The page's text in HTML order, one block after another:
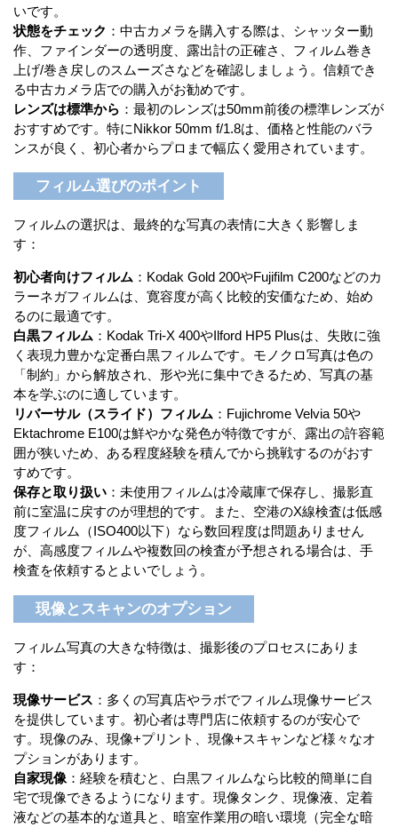
いです。
状態をチェック ：中古カメラを購入する際は、シャッター動
作、ファインダーの透明度、露出計の正確さ、フィルム巻き
上げ/巻き戻しのスムーズさなどを確認しましょう。信頼でき
る中古カメラ店での購入がお勧めです。
レンズは標準から ：最初のレンズは50mm前後の標準レンズが
おすすめです。特にNikkor 50mm f/1.8は、価格と性能のバラ
ンスが良く、初心者からプロまで幅広く愛用されています。
フィルム選びのポイント
フィルムの選択は、最終的な写真の表情に大きく影響しま
す：
初心者向けフィルム ：Kodak Gold 200やFujifilm C200などのカ
ラーネガフィルムは、寛容度が高く比較的安価なため、始め
るのに最適です。
白黒フィルム ：Kodak Tri-X 400やIlford HP5 Plusは、失敗に強
く表現力豊かな定番白黒フィルムです。モノクロ写真は色の
「制約」から解放され、形や光に集中できるため、写真の基
本を学ぶのに適しています。
リバーサル（スライド）フィルム ：Fujichrome Velvia 50や
Ektachrome E100は鮮やかな発色が特徴ですが、露出の許容範
囲が狭いため、ある程度経験を積んでから挑戦するのがおす
すめです。
保存と取り扱い ：未使用フィルムは冷蔵庫で保存し、撮影直
前に室温に戻すのが理想的です。また、空港のX線検査は低感
度フィルム（ISO400以下）なら数回程度は問題ありません
が、高感度フィルムや複数回の検査が予想される場合は、手
検査を依頼するとよいでしょう。
現像とスキャンのオプション
フィルム写真の大きな特徴は、撮影後のプロセスにありま
す：
現像サービス ：多くの写真店やラボでフィルム現像サービス
を提供しています。初心者は専門店に依頼するのが安心で
す。現像のみ、現像+プリント、現像+スキャンなど様々なオ
プションがあります。
自家現像 ：経験を積むと、白黒フィルムなら比較的簡単に自
宅で現像できるようになります。現像タンク、現像液、定着
液などの基本的な道具と、暗室作業用の暗い環境（完全な暗